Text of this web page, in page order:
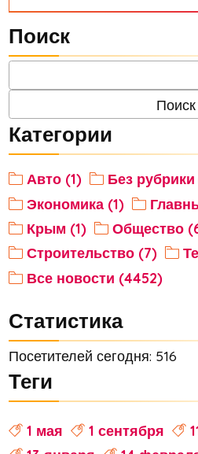
Поиск
Категории
Авто (1)
Без рубрики
Экономика (1)
Крым (1)
Общество
Строительство (7)
Все новости (4452)
Статистика
Посетителей сегодня: 516
Теги
1 мая 1 сентября